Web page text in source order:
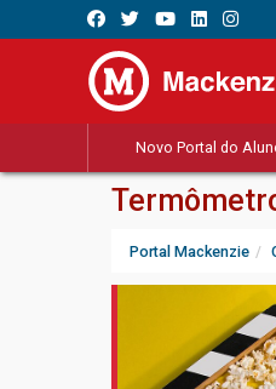
Novo Portal do
Portal Mackenzie